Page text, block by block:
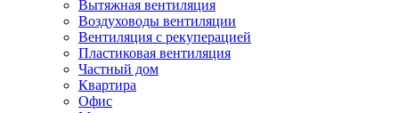
Вытяжная вентиляция
Воздуховоды вентиляции
Вентиляция с рекуперацией
Пластиковая вентиляция
Частный дом
Квартира
Офис